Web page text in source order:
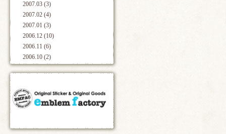
2007.03 (3)
2007.02 (4)
2007.01 (3)
2006.12 (10)
2006.11 (6)
2006.10 (2)